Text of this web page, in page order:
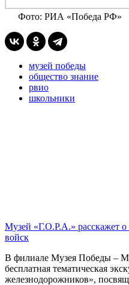
Фото: РИА «Победа РФ»
музей победы
общество знание
рвио
школьники
Музей «Г.О.Р.А.» расскажет
войск
В филиале Музея Победы –
бесплатная тематическая
железнодорожников»,